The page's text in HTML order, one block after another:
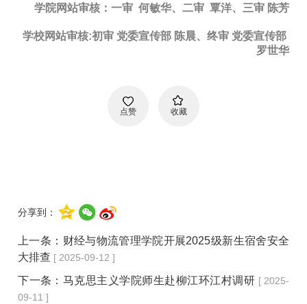
学院网站审核：一审 何敏华、二审 覃洋、三审 陈芳
学校网站审核:初审 党委宣传部 陈晨、终审 党委宣传部
罗世华
点赞 收藏
分享到：
上一条： 财经与物流管理学院开展2025级新生宿舍安全
大排查 [ 2025-09-12 ]
下一条： 马克思主义学院师生赴柳江环江村调研 [ 2025-
09-11 ]